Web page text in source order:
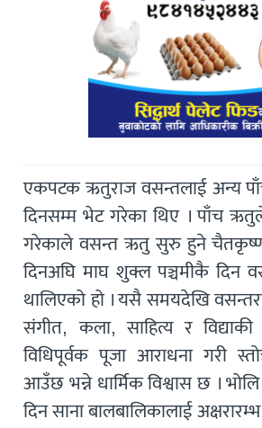
एकपटक ऋतुराज वसन्तलाई
दिनसम्म भेट गरेका थिए । पाँच
गरेकाले वसन्त ऋतु सुरु हुने चैतकृष्ण
दिनअघि माघ शुक्ल पञ्चमीकै दिन
थालिएको हो । यसै समयदेखि
संगीत, कला, साहित्य र
विधिपूर्वक पूजा आराधना गरी
आउँछ भन्ने धार्मिक विश्वास छ ।
दिन साना बालबालिकालाई